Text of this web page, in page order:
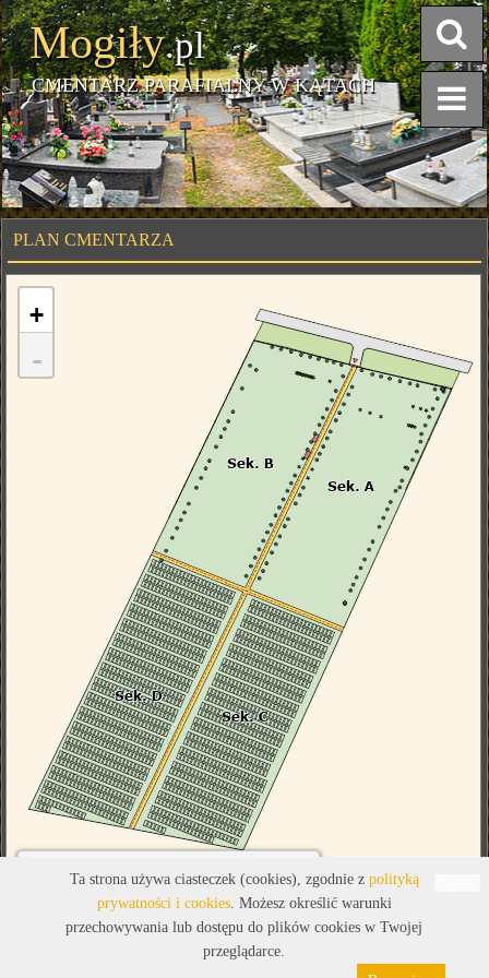
Mogiły.pl
CMENTARZ PARAFIALNY W KĄTACH
PLAN CMENTARZA
+
-
Ta strona używa ciasteczek (cookies), zgodnie z polityką
prywatności i cookies. Możesz określić warunki
przechowywania lub dostępu do plików cookies w Twojej
przeglądarce.